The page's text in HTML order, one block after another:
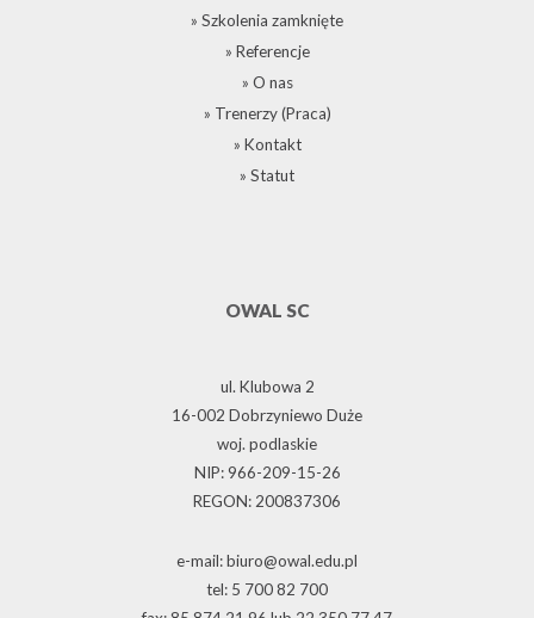
» Szkolenia zamknięte
» Referencje
» O nas
» Trenerzy (Praca)
» Kontakt
» Statut
OWAL SC
ul. Klubowa 2
16-002 Dobrzyniewo Duże
woj. podlaskie
NIP: 966-209-15-26
REGON: 200837306
e-mail: biuro@owal.edu.pl
tel: 5 700 82 700